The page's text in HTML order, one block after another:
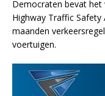
Democraten bevat
Highway Traffic
maanden
voertuigen.